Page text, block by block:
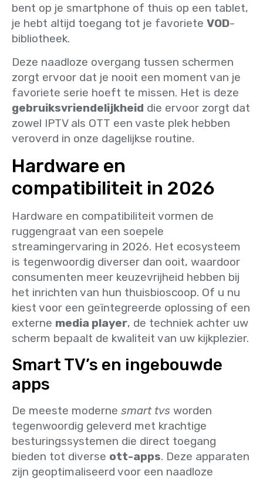
bent op je smartphone of thuis op een tablet,
je hebt altijd toegang tot je favoriete VOD-
bibliotheek.
Deze naadloze overgang tussen schermen
zorgt ervoor dat je nooit een moment van je
favoriete serie hoeft te missen. Het is deze
gebruiksvriendelijkheid die ervoor zorgt dat
zowel IPTV als OTT een vaste plek hebben
veroverd in onze dagelijkse routine.
Hardware en
compatibiliteit in 2026
Hardware en compatibiliteit vormen de
ruggengraat van een soepele
streamingervaring in 2026. Het ecosysteem
is tegenwoordig diverser dan ooit, waardoor
consumenten meer keuzevrijheid hebben bij
het inrichten van hun thuisbioscoop. Of u nu
kiest voor een geïntegreerde oplossing of een
externe media player, de techniek achter uw
scherm bepaalt de kwaliteit van uw kijkplezier.
Smart TV’s en ingebouwde
apps
De meeste moderne smart tvs worden
tegenwoordig geleverd met krachtige
besturingssystemen die direct toegang
bieden tot diverse ott-apps. Deze apparaten
zijn geoptimaliseerd voor een naadloze